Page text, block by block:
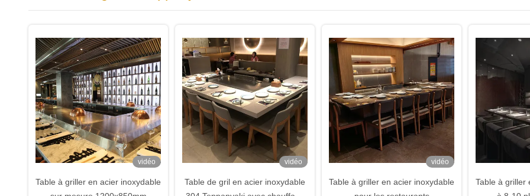
vidéo
Table à griller en acier inoxydable
vidéo
Table de gril en acier inoxydable
vidéo
Table à griller en acier inoxydable
Table à griller